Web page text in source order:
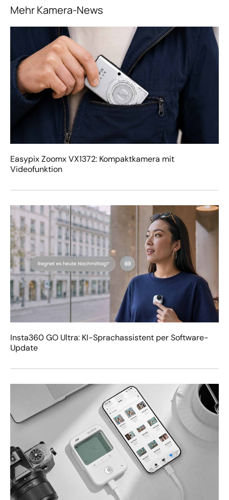
Mehr Kamera-News
Easypix Zoomx VX1372: Kompaktkamera mit
Videofunktion
Insta360 GO Ultra: KI-Sprachassistent per Software-
Update